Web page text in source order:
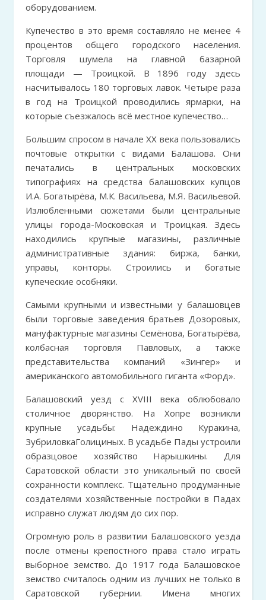
оборудованием.
Купечество в это время составляло не менее 4
процентов общего городского населения.
Торговля шумела на главной базарной
площади — Троицкой. В 1896 году здесь
насчитывалось 180 торговых лавок. Четыре раза
в год на Троицкой проводились ярмарки, на
которые съезжалось всё местное купечество…
Большим спросом в начале ХХ века пользовались
почтовые открытки с видами Балашова. Они
печатались в центральных московских
типографиях на средства балашовских купцов
И.А. Богатырёва, М.К. Васильева, М.Я. Васильевой.
Излюбленными сюжетами были центральные
улицы города-Московская и Троицкая. Здесь
находились крупные магазины, различные
административные здания: биржа, банки,
управы, конторы. Строились и богатые
купеческие особняки.
Самыми крупными и известными у балашовцев
были торговые заведения братьев Дозоровых,
мануфактурные магазины Семёнова, Богатырёва,
колбасная торговля Павловых, а также
представительства компаний «Зингер» и
американского автомобильного гиганта «Форд».
Балашовский уезд с XVIII века облюбовало
столичное дворянство. На Хопре возникли
крупные усадьбы: Надеждино Куракина,
ЗубриловкаГолициных. В усадьбе Пады устроили
образцовое хозяйство Нарышкины. Для
Саратовской области это уникальный по своей
сохранности комплекс. Тщательно продуманные
создателями хозяйственные постройки в Падах
исправно служат людям до сих пор.
Огромную роль в развитии Балашовского уезда
после отмены крепостного права стало играть
выборное земство. До 1917 года Балашовское
земство считалось одним из лучших не только в
Саратовской губернии. Имена многих